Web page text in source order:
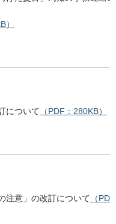
）
について （PDF：280KB）
注意」の改訂について （